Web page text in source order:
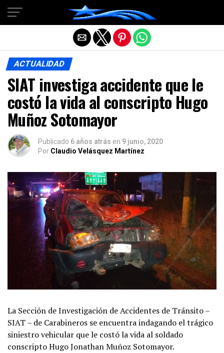
ACTUALIDAD
SIAT investiga accidente que le
costó la vida al conscripto Hugo
Muñoz Sotomayor
Publicado 6 años atrás en 9 junio, 2020
Por Claudio Velásquez Martínez
La Sección de Investigación de Accidentes de Tránsito –
SIAT – de Carabineros se encuentra indagando el trágico
siniestro vehicular que le costó la vida al soldado
conscripto Hugo Jonathan Muñoz Sotomayor.
Salir de la versión móvil